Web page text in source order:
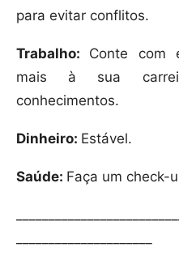
para evitar conflitos.
Trabalho: Conte com
mais à sua
conhecimentos.
Dinheiro: Estável.
Saúde: Faça um check-